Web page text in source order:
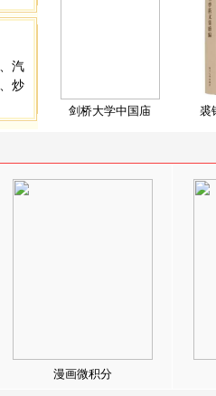
汽
炒
剑桥大学中国庙 裘
漫画微积分